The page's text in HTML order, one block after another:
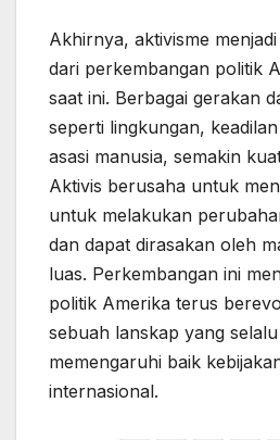
Akhirnya, aktivisme
dari perkembangan politik
saat ini. Berbagai gerakan
seperti lingkungan,
asasi manusia, semakin
Aktivis berusaha untuk
untuk melakukan
dan dapat dirasakan oleh
luas. Perkembangan ini
politik Amerika terus
sebuah lanskap yang
memengaruhi baik
internasional.